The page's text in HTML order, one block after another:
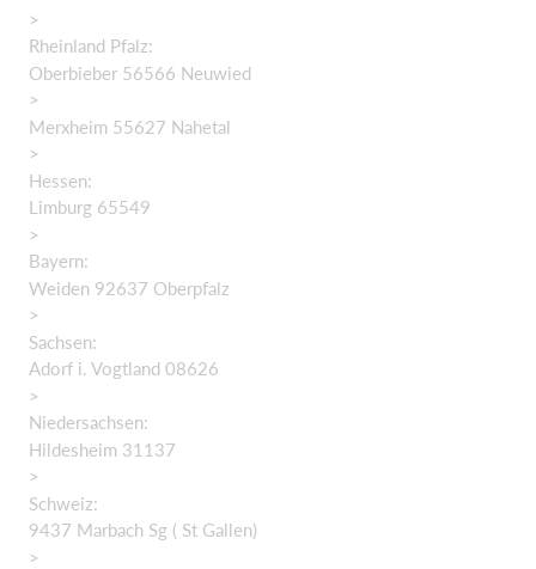
>
Rheinland Pfalz:
Oberbieber 56566 Neuwied
>
Merxheim 55627 Nahetal
>
Hessen:
Limburg 65549
>
Bayern:
Weiden 92637 Oberpfalz
>
Sachsen:
Adorf i. Vogtland 08626
>
Niedersachsen:
Hildesheim 31137
>
Schweiz:
9437 Marbach Sg ( St Gallen)
>